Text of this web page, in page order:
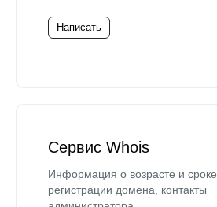
Написать
Сервис Whois
Информация о возрасте и сроке
регистрации домена, контакты